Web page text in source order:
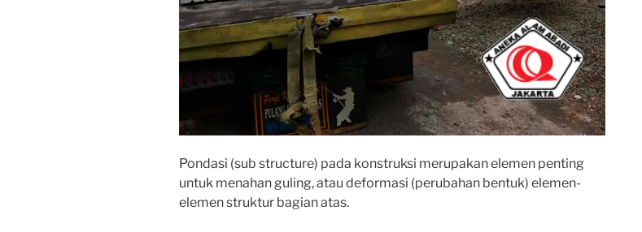
Pondasi (sub structure) pada konstruksi merupakan elemen penting
untuk menahan guling, atau deformasi (perubahan bentuk) elemen-
elemen struktur bagian atas.